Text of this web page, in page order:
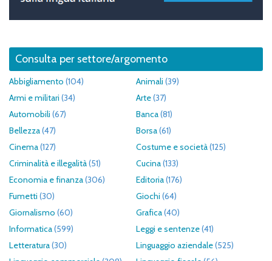
Consulta per settore/argomento
Abbigliamento (104) Animali (39)
Armi e militari (34) Arte(37)
Automobili (67) Banca(81)
Bellezza(47) Borsa(61)
Cinema(127) Costume e società(125)
Criminalità e illegalità(51) Cucina(133)
Economia e finanza(306) Editoria(176)
Fumetti (30) Giochi (64)
Giornalismo (60) Grafica(40)
Informatica(599) Leggi e sentenze(41)
Letteratura(30) Linguaggio aziendale(525)